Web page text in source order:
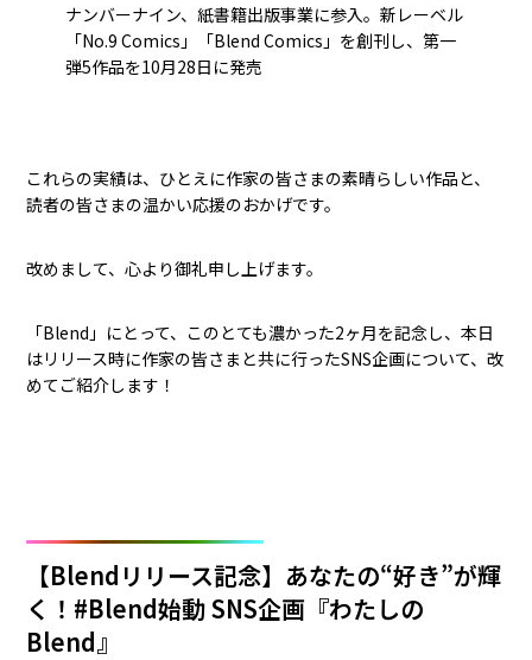
ナンバーナイン、紙書籍出版事業に参入。新レーベル
「No.9 Comics」「Blend Comics」を創刊し、第一
弾5作品を10月28日に発売
これらの実績は、ひとえに作家の皆さまの素晴らしい作品と、
読者の皆さまの温かい応援のおかげです。
改めまして、心より御礼申し上げます。
「Blend」にとって、このとても濃かった2ヶ月を記念し、本日
はリリース時に作家の皆さまと共に行ったSNS企画について、改
めてご紹介します！
【Blendリリース記念】あなたの“好き”が輝
く！#Blend始動 SNS企画『わたしの
Blend』